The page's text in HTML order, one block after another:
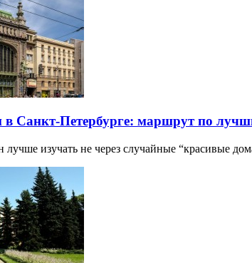
в Санкт-Петербурге: маршрут по
лучше изучать не через случайные “красивые